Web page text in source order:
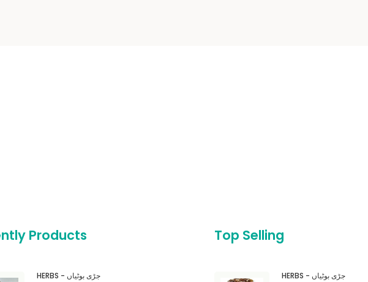
Products
HERBS - جڑی بوٹیاں
Top Selling
HERBS - جڑی بوٹیاں